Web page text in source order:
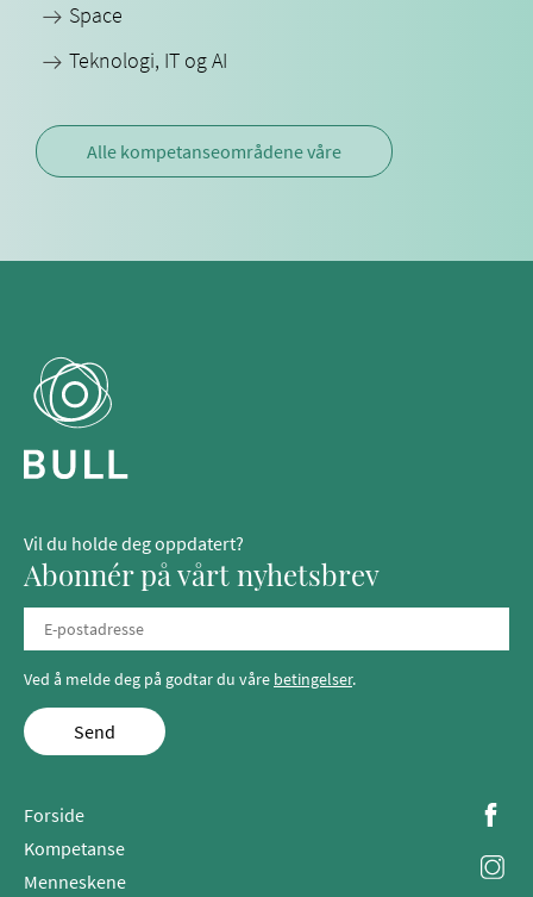
Space
Teknologi, IT og AI
Alle kompetanseområdene våre
Vil du holde deg oppdatert?
Abonnér på vårt nyhetsbrev
Ved å melde deg på godtar du våre betingelser.
Send
Forside
Kompetanse
Menneskene